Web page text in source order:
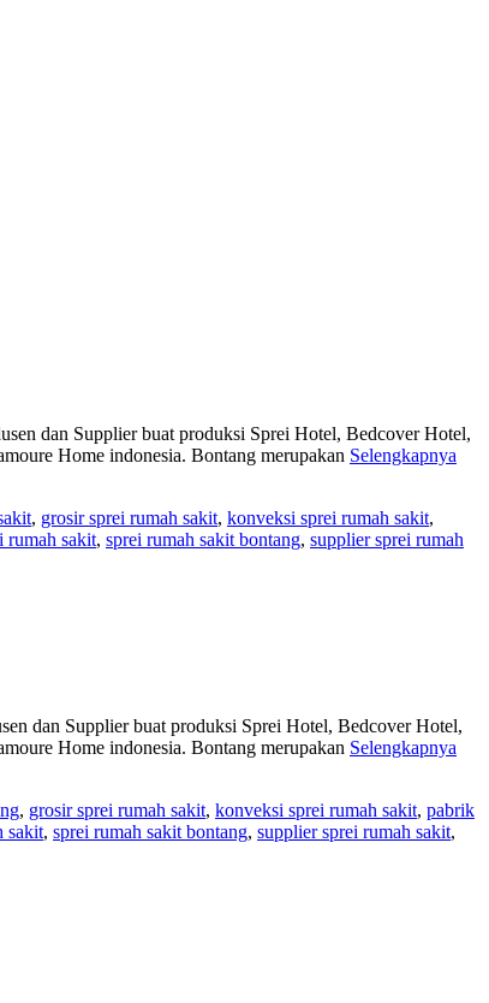
dan Supplier buat produksi Sprei Hotel, Bedcover Hotel,
Home indonesia. Bontang merupakan Selengkapnya
, grosir sprei rumah sakit, konveksi sprei rumah sakit,
rumah sakit, sprei rumah sakit bontang, supplier sprei rumah
dan Supplier buat produksi Sprei Hotel, Bedcover Hotel,
Home indonesia. Bontang merupakan Selengkapnya
, grosir sprei rumah sakit, konveksi sprei rumah sakit, pabrik
sakit, sprei rumah sakit bontang, supplier sprei rumah sakit,